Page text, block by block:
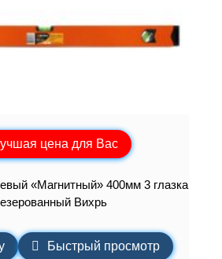
цена для Вас
«Магнитный» 400мм 3 глазка
Вихрь
Быстрый просмотр